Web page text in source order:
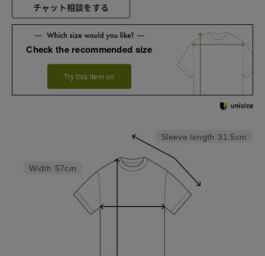
チャット相談をする
Check the recommended size
Try this item on
Sleeve length 31.5cm
Width 57cm